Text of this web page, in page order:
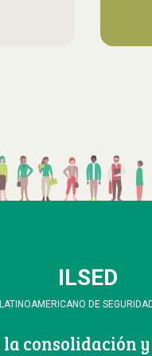
ILSED
DE
consolidación